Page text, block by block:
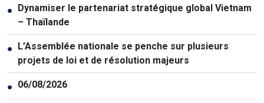
● Dynamiser le partenariat stratégique global Vietnam
– Thaïlande
● L’Assemblée nationale se penche sur plusieurs
projets de loi et de résolution majeurs
● 06/08/2026